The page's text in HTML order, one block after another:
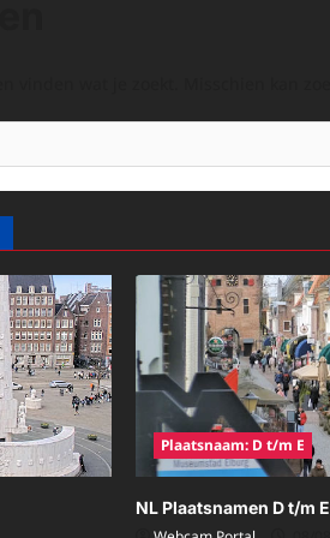
Plaatsnaam: D t/m E
NL Plaatsnamen D t/m E